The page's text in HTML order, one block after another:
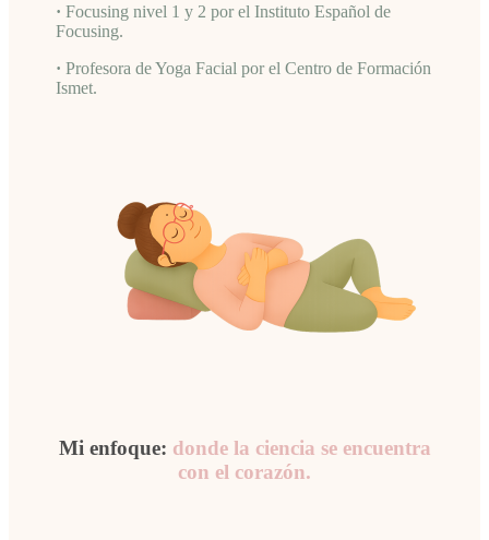
· Focusing nivel 1 y 2 por el Instituto Español de
Focusing.
· Profesora de Yoga Facial por el Centro de Formación
Ismet.
Mi enfoque: donde la ciencia se encuentra
con el corazón.